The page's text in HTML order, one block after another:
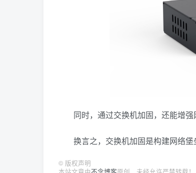
同时，通过交换机加固，还能增
换言之，交换机加固是构建网络堡
© 版权声明